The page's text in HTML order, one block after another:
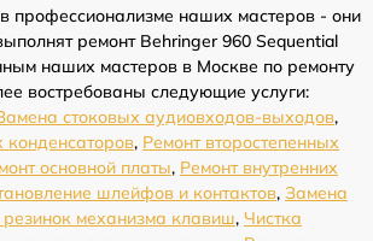
профессионализме наших мастеров - они
ремонт Behringer 960 Sequential
наших мастеров в Москве по ремонту
востребованы следующие услуги:
стоковых аудиовходов-выходов,
, Ремонт второстепенных
основной платы, Ремонт внутренних
шлейфов и контактов, Замена
механизма клавиш, Чистка